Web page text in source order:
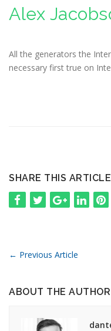
Alex
All the generators the
necessary first true on
SHARE THIS ARTICLE
← Previous Article
ABOUT THE AUTHOR